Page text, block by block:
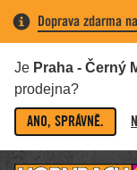
Doprava zdarma
Je Praha - Černý
prodejna?
ANO, SPRÁVNĚ.